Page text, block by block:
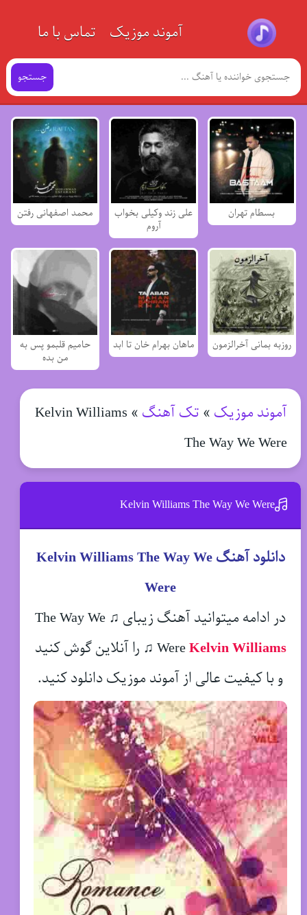
آموند موزیک تماس با ما
جستجو
بسطام تهران
علی زند وکیلی بخواب
آروم
محمد اصفهانی رفتن
روزبه بمانی آخرالزمون ماهان بهرام خان تا ابد
حامیم قلبمو پس به
من بده
آموند موزیک » تک آهنگ »
Kelvin Williams
The Way We Were
Kelvin Williams The Way We Were
دانلود آهنگ Kelvin Williams The Way We
Were
در ادامه میتوانید آهنگ زیبای ♫ The Way We
WereKelvin Williams
♫ را آنلاین گوش کنید
و با کیفیت عالی از آموند موزیک دانلود کنید.